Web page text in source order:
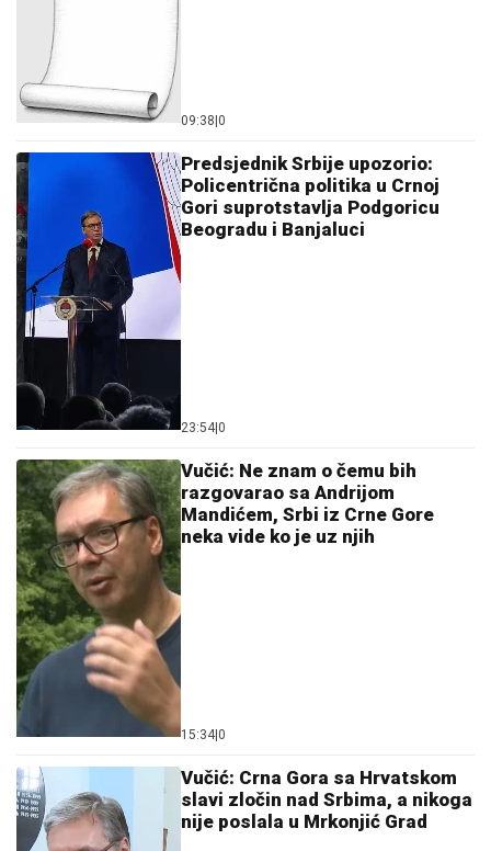
09:38 0
Predsjednik Srbije upozorio:
Policentrična politika u Crnoj
Gori suprotstavlja Podgoricu
Beogradu i Banjaluci
23:54 0
Vučić: Ne znam o čemu bih
razgovarao sa Andrijom
Mandićem, Srbi iz Crne Gore
neka vide ko je uz njih
15:34 0
Vučić: Crna Gora sa Hrvatskom
slavi zločin nad Srbima, a nikoga
nije poslala u Mrkonjić Grad